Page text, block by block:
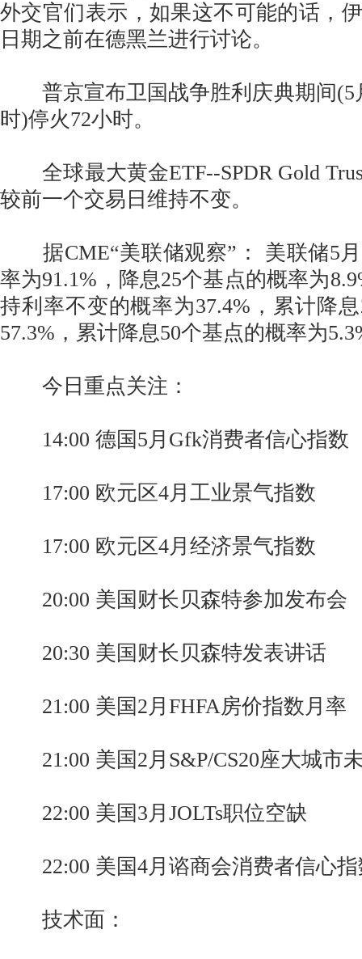
外交官们表示，如果这不可能的话，
日期之前在德黑兰进行讨论。
普京宣布卫国战争胜利庆典期间(5
时)停火72小时。
全球最大黄金ETF--SPDR Gold
较前一个交易日维持不变。
据CME“美联储观察”： 美联储5月
率为91.1%，降息25个基点的概率为
持利率不变的概率为37.4%，累计降
57.3%，累计降息50个基点的概率为
今日重点关注：
14:00 德国5月Gfk消费者信心指数
17:00 欧元区4月工业景气指数
17:00 欧元区4月经济景气指数
20:00 美国财长贝森特参加发布会
20:30 美国财长贝森特发表讲话
21:00 美国2月FHFA房价指数月率
21:00 美国2月S&P/CS20座大城市
22:00 美国3月JOLTs职位空缺
22:00 美国4月谘商会消费者信心指
技术面：